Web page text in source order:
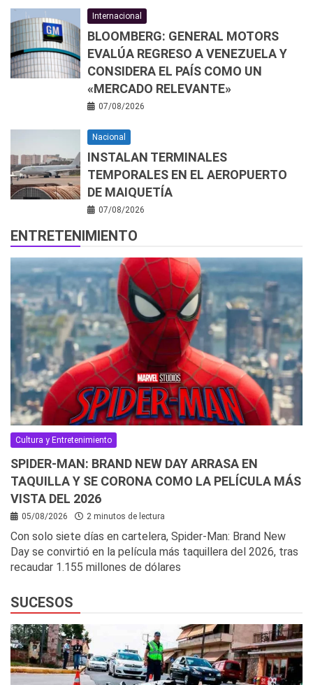
Internacional
BLOOMBERG: GENERAL MOTORS
EVALÚA REGRESO A VENEZUELA Y
CONSIDERA EL PAÍS COMO UN
«MERCADO RELEVANTE»
07/08/2026
Nacional
INSTALAN TERMINALES
TEMPORALES EN EL AEROPUERTO
DE MAIQUETÍA
07/08/2026
ENTRETENIMIENTO
Cultura y Entretenimiento
SPIDER-MAN: BRAND NEW DAY ARRASA EN
TAQUILLA Y SE CORONA COMO LA PELÍCULA MÁS
VISTA DEL 2026
05/08/2026 2 minutos de lectura
Con solo siete días en cartelera, Spider-Man: Brand New
Day se convirtió en la película más taquillera del 2026, tras
recaudar 1.155 millones de dólares
SUCESOS